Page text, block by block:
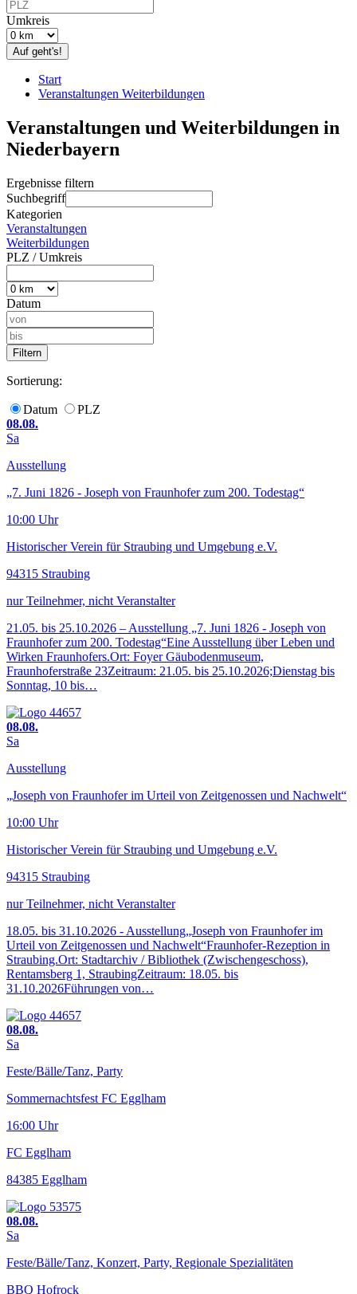
Umkreis
Auf geht's!
Start
Veranstaltungen Weiterbildungen
Veranstaltungen und Weiterbildungen in
Niederbayern
Ergebnisse filtern
Suchbegriff
Kategorien
Veranstaltungen
Weiterbildungen
PLZ / Umkreis
Datum
Sortierung:
Datum
PLZ
08.08.
Sa
Ausstellung
„7. Juni 1826 - Joseph von Fraunhofer zum 200. Todestag“
10:00 Uhr
Historischer Verein für Straubing und Umgebung e.V.
94315 Straubing
nur Teilnehmer, nicht Veranstalter
21.05. bis 25.10.2026 – Ausstellung „7. Juni 1826 - Joseph von
Fraunhofer zum 200. Todestag“Eine Ausstellung über Leben und
Wirken Fraunhofers.Ort: Foyer Gäubodenmuseum,
Fraunhoferstraße 23Zeitraum: 21.05. bis 25.10.2026;Dienstag bis
Sonntag, 10 bis…
08.08.
Sa
Ausstellung
„Joseph von Fraunhofer im Urteil von Zeitgenossen und Nachwelt“
10:00 Uhr
Historischer Verein für Straubing und Umgebung e.V.
94315 Straubing
nur Teilnehmer, nicht Veranstalter
18.05. bis 31.10.2026 - Ausstellung„Joseph von Fraunhofer im
Urteil von Zeitgenossen und Nachwelt“Fraunhofer-Rezeption in
Straubing.Ort: Stadtarchiv / Bibliothek (Zwischengeschoss),
Rentamsberg 1, StraubingZeitraum: 18.05. bis
31.10.2026Führungen von…
08.08.
Sa
Feste/Bälle/Tanz, Party
Sommernachtsfest FC Egglham
16:00 Uhr
FC Egglham
84385 Egglham
08.08.
Sa
Feste/Bälle/Tanz, Konzert, Party, Regionale Spezialitäten
BBQ Hofrock